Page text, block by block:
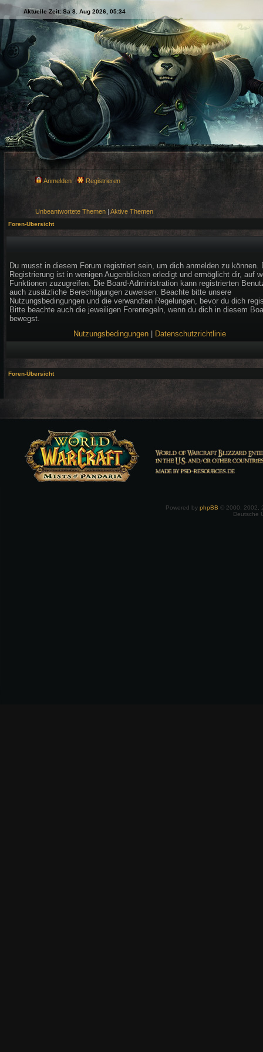
Aktuelle Zeit: Sa 8. Aug 2026, 05:34
Anmelden Registrieren
Unbeantwortete Themen | Aktive Themen
Foren-Übersicht
Du musst in diesem Forum registriert sein, um dich anmelden zu können.
Registrierung ist in wenigen Augenblicken erledigt und ermöglicht dir, auf
Funktionen zuzugreifen. Die Board-Administration kann registrierten
auch zusätzliche Berechtigungen zuweisen. Beachte bitte unsere
Nutzungsbedingungen und die verwandten Regelungen, bevor du dich
Bitte beachte auch die jeweiligen Forenregeln, wenn du dich in diesem
bewegst.
Nutzungsbedingungen
Datenschutzrichtlinie
Foren-Übersicht
Powered by phpBB © 2000, 2002,
Deutsche